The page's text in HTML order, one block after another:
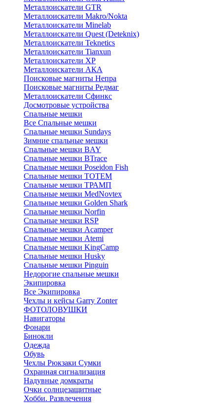
Металлоискатели GTR
Металлоискатели Makro/Nokta
Металлоискатели Minelab
Металлоискатели Quest (Deteknix)
Металлоискатели Teknetics
Металлоискатели Tianxun
Металлоискатели XP
Металлоискатели АКА
Поисковые магниты Непра
Поисковые магниты Редмаг
Металлоискатели Сфинкс
Досмотровые устройства
Спальные мешки
Все Спальные мешки
Спальные мешки Sundays
Зимние спальные мешки
Спальные мешки BAY
Спальные мешки BTrace
Спальные мешки Poseidon Fish
Спальные мешки ТОТЕМ
Спальные мешки ТРАМП
Cпальные мешки MedNovtex
Спальные мешки Golden Shark
Спальные мешки Norfin
Спальные мешки RSP
Спальные мешки Acamper
Спальные мешки Atemi
Спальные мешки KingCamp
Спальные мешки Husky
Спальные мешки Pinguin
Недорогие спальные мешки
Экипировка
Все Экипировка
Чехлы и кейсы Garry Zonter
ФОТОЛОВУШКИ
Навигаторы
Фонари
Бинокли
Одежда
Обувь
Чехлы Рюкзаки Сумки
Охранная сигнализация
Надувные домкраты
Очки солнцезащитные
Хобби. Развлечения